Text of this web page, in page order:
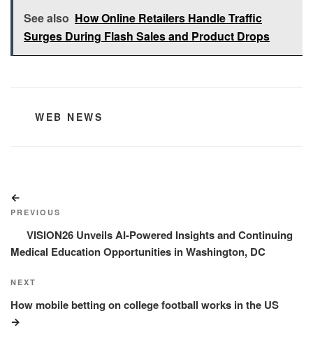
See also How Online Retailers Handle Traffic
Surges During Flash Sales and Product Drops
CATEGORIES
WEB NEWS
navigation
Post
PREVIOUS
VISION26 Unveils AI-Powered Insights and Continuing
Medical Education Opportunities in Washington, DC
Next
Post
NEXT
How mobile betting on college football works in the US